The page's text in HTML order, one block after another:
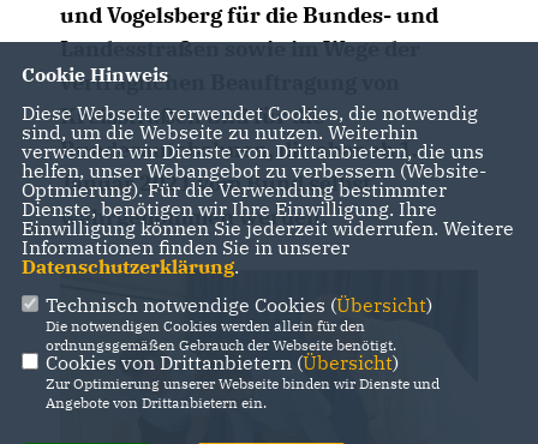
und Vogelsberg für die Bundes- und
Landesstraßen sowie im Wege der
vertraglichen Beauftragung von
Kreisstraßen und für die
Bundesautobahnen, die aber ab 1.
Januar 2021 vom Bund selbst
wahrgenommen werden.
Cookie Hinweis
Diese Webseite verwendet Cookies, die notwendig
sind, um die Webseite zu nutzen. Weiterhin
verwenden wir Dienste von Drittanbietern, die uns
helfen, unser Webangebot zu verbessern (Website-
Optmierung). Für die Verwendung bestimmter
Dienste, benötigen wir Ihre Einwilligung. Ihre
Einwilligung können Sie jederzeit widerrufen. Weitere
Informationen finden Sie in unserer
Datenschutzerklärung.
Technisch notwendige Cookies (Übersicht)
Die notwendigen Cookies werden allein für den
ordnungsgemäßen Gebrauch der Webseite benötigt.
Cookies von Drittanbietern (Übersicht)
Zur Optimierung unserer Webseite binden wir Dienste und
Angebote von Drittanbietern ein.